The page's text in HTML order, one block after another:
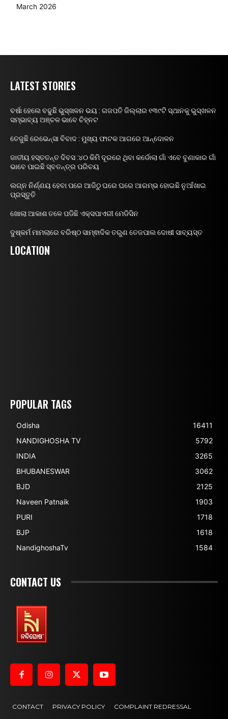
March 2026
LATEST STORIES
ବର୍ଷା ହେଲେ ବଢୁଛି ଭୁସ୍ଖଳନ ଭୟ : ଗଜପତି ଜିଲ୍ଲାର ୧୩୯ଟି ସ୍ଥାନକୁ ଭୁସ୍ଖଳନ
ସମ୍ଭାବ୍ୟ ଅଞ୍ଚଳ ଭାବେ ଚିହ୍ନଟ
ତେଜୁଛି ରେଭେନ୍ସା ବିବାଦ : ମୁଖ୍ୟ ଫାଟକ ଆଗରେ ଆନ୍ଦୋଳନ
ଜାତୀୟ ହସ୍ତତନ୍ତ ଦିବସ :୪୦ କିମି ଦୂରରେ ଥିବା କର୍ଡୋଲା ଗାଁ ଏବେ ବୁଣାକାର ଗାଁ
ଭାବେ ପାଇଛି ସ୍ବତନ୍ତ୍ର ପରିଚୟ
ଲଗ୍ନ ନିର୍ଣ୍ଣୟ ହେବା ପରେ ଆଜିଠୁ ଘରେ ଘରେ ଆରମ୍ଭ ହୋଇଛି ନୁଆଁଖାଇ
ପ୍ରସ୍ତୁତି
ଖୋଲା ଆକାଶ ତଳେ ପଡିଛି ଏକ୍ସପାଏରୀ ମେଡିସିନ
ଦୁଷ୍କର୍ମ ମାମଲାରେ ବରିଷ୍ଠ ସାମ୍ଵାଦିକ ତରୁଣ ତେଜପାଲ ଦୋଷୀ ସାବ୍ୟସ୍ତ
LOCATION
POPULAR TAGS
Odisha
16411
NANDIGHOSHA TV
5792
INDIA
3265
BHUBANESWAR
3062
BJD
2125
Naveen Patnaik
1903
PURI
1718
BJP
1618
NandighoshaTv
1584
CONTACT US
CONTACT PRIVACY POLICY COMPLAINT REDRESSAL